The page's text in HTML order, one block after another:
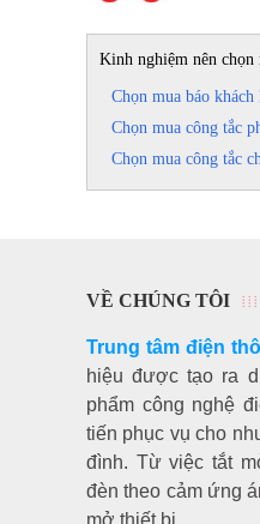
Kinh nghiệm nên
Chọn mua báo
Chọn mua công tắc
Chọn mua công tắc
VỀ CHÚNG TÔI
Trung tâm điện
hiệuđược tạo ra
phẩm công nghệ
tiến phục vụ cho
đình. Từ việc tắt
đèn theo cảm ứng
mở thiết bị ...